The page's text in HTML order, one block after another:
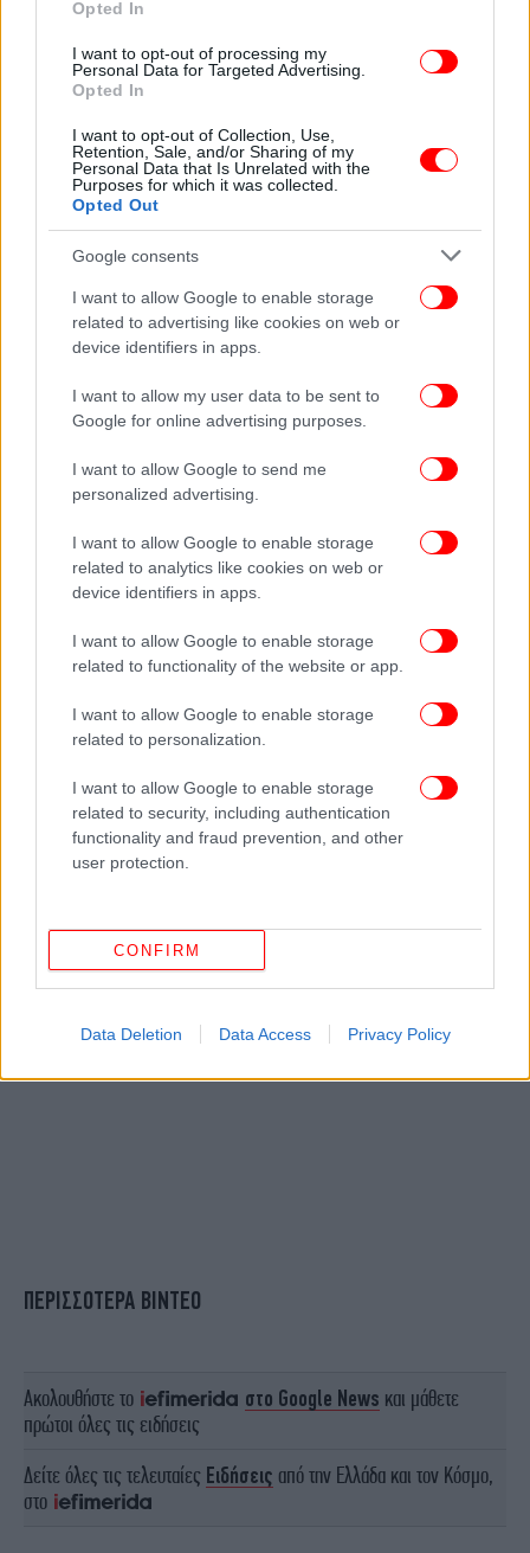
Opted In
I want to opt-out of processing my
Personal Data for Targeted Advertising.
Opted In
I want to opt-out of Collection, Use,
Retention, Sale, and/or Sharing of my
Personal Data that Is Unrelated with the
Purposes for which it was collected.
Opted Out
Google consents
I want to allow Google to enable storage
related to advertising like cookies on web or
device identifiers in apps.
I want to allow my user data to be sent to
Google for online advertising purposes.
I want to allow Google to send me
personalized advertising.
I want to allow Google to enable storage
related to analytics like cookies on web or
device identifiers in apps.
I want to allow Google to enable storage
related to functionality of the website or app.
I want to allow Google to enable storage
related to personalization.
I want to allow Google to enable storage
related to security, including authentication
functionality and fraud prevention, and other
user protection.
CONFIRM
Data Deletion Data Access Privacy Policy
ΟΛΕΣ ΟΙ ΕΙΔΗΣΕΙΣ
Το σπίτι που «ξύπνησε» τη βεντέτα στα Βορίζια -Η
βόμβα που οδήγησε στο μακελειό με νεκρούς και
τραυματίες [εικόνες, βίντεο]
Η Κίμπελρι Γκιλφόιλ μόλις έκανε την πρώτη της
δημόσια εμφάνιση στην Αθήνα -Στη δεξίωση στο Grand
«Για 10 πόντους γλίτωσα τη σφαίρα, έριχναν με
καλάσνικοφ και πιστόλια» -Συγκλονίζει αυτόπτης
ΠΕΡΙΣΣΟΤΕΡΑ ΒΙΝΤΕΟ
Ακολουθήστε το στο Google News και μάθετε
πρώτοι όλες τις ειδήσεις
Δείτε όλες τις τελευταίες Ειδήσεις από την Ελλάδα και τον Κόσμο,
στο